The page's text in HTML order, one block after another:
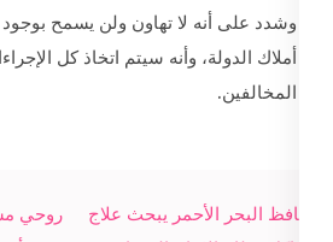
وشدد على أنه لا تهاون ولن يسمح
أملاك الدولة، وأنه سيتم اتخاذ كل
المخالفين.
Post
روحي
محافظ البحر الأحمر يبحث علاج